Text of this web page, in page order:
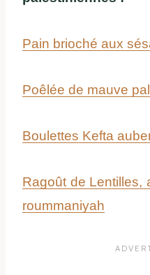
Pain brioché aux
Poêlée de mauve
Boulettes Kefta
Ragoût de Lentilles,
roummaniyah